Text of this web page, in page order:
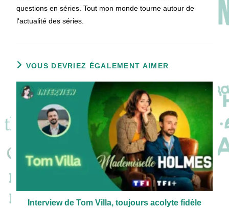
questions en séries. Tout mon monde tourne autour de
l'actualité des séries.
VOUS DEVRIEZ ÉGALEMENT AIMER
Interview de Tom Villa, toujours acolyte fidèle